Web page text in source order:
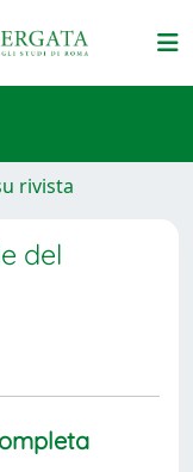
rivista
del